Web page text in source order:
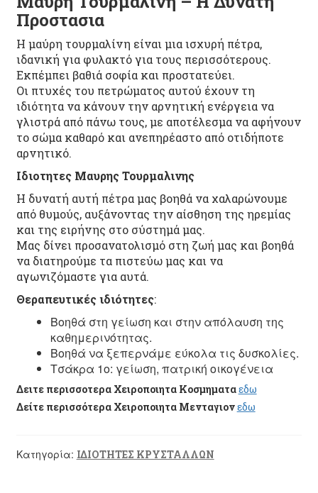
Προστασια
Η μαύρη τουρμαλίνη είναι μια ισχυρή πέτρα,
ιδανική για φυλακτό για τους περισσότερους.
Εκπέμπει βαθιά σοφία και προστατεύει.
Οι πτυχές του πετρώματος αυτού έχουν τη
ιδιότητα να κάνουν την αρνητική ενέργεια να
γλιστρά από πάνω τους, με αποτέλεσμα να αφήνουν
το σώμα καθαρό και ανεπηρέαστο από οτιδήποτε
αρνητικό.
Ιδιοτητες Μαυρης Τουρμαλινης
Η δυνατή αυτή πέτρα μας βοηθά να χαλαρώνουμε
από θυμούς, αυξάνοντας την αίσθηση της ηρεμίας
και της ειρήνης στο σύστημά μας.
Μας δίνει προσανατολισμό στη ζωή μας και βοηθά
να διατηρούμε τα πιστεύω μας και να
αγωνιζόμαστε για αυτά.
Θεραπευτικές ιδιότητες:
Βοηθά στη γείωση και στην απόλαυση της
καθημερινότητας.
Βοηθά να ξεπερνάμε εύκολα τις δυσκολίες.
Τσάκρα 1ο: γείωση, πατρική οικογένεια
Δειτε περισσοτερα Χειροποιητα Κοσμηματαεδω
Δείτε περισσότερα Χειροποιητα Μενταγιονεδω
Κατηγορία: ΙΔΙΟΤΗΤΕΣ ΚΡΥΣΤΑΛΛΩΝ